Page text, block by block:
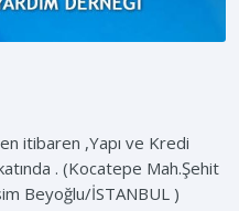
itibaren ,Yapı ve Kredi
. (Kocatepe Mah.Şehit
Beyoğlu/İSTANBUL )